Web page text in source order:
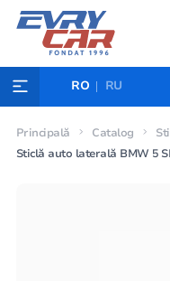
RO RU
Principală Catalog
Sticlă auto laterală BMW 5